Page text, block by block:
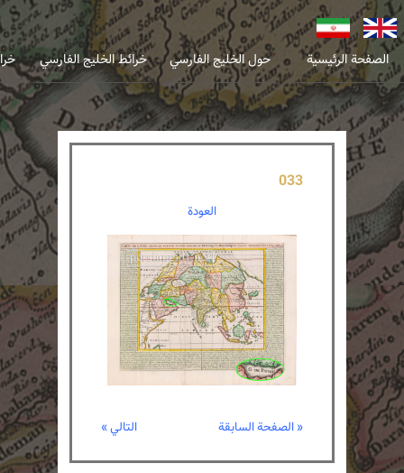
الصفحة الرئيسية حول الخليج الفارسي خرائط الخليج الفارسي
انگلیسی فارسی
033
العودة
« الصفحة السابقة التالي »